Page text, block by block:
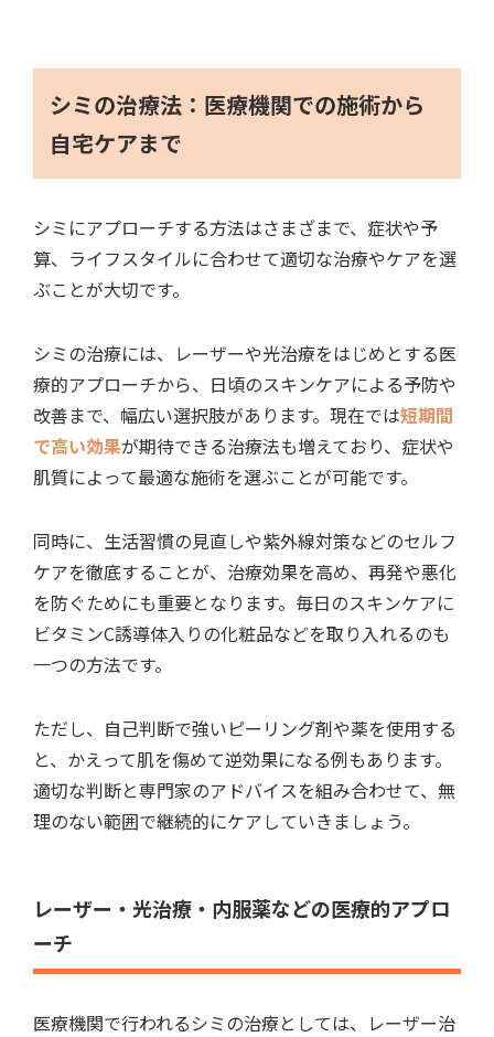
シミの治療法：医療機関での施術から
自宅ケアまで
シミにアプローチする方法はさまざまで、症状や予
算、ライフスタイルに合わせて適切な治療やケアを選
ぶことが大切です。
シミの治療には、レーザーや光治療をはじめとする医
療的アプローチから、日頃のスキンケアによる予防や
改善まで、幅広い選択肢があります。現在では短期間
で高い効果が期待できる治療法も増えており、症状や
肌質によって最適な施術を選ぶことが可能です。
同時に、生活習慣の見直しや紫外線対策などのセルフ
ケアを徹底することが、治療効果を高め、再発や悪化
を防ぐためにも重要となります。毎日のスキンケアに
ビタミンC誘導体入りの化粧品などを取り入れるのも
一つの方法です。
ただし、自己判断で強いピーリング剤や薬を使用する
と、かえって肌を傷めて逆効果になる例もあります。
適切な判断と専門家のアドバイスを組み合わせて、無
理のない範囲で継続的にケアしていきましょう。
レーザー・光治療・内服薬などの医療的アプロ
ーチ
医療機関で行われるシミの治療としては、レーザー治